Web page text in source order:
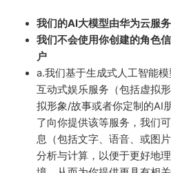
我们的AI大模型由华为云服
我们不会使用你创建的角色
户
a.我们基于生成式人工智能
互动式娱乐服务（包括虚拟
拟形象/故事或者你定制的AI
了向你提供该等服务，我们
息（包括文字、语音、或图
分析与计算，以便于更好地